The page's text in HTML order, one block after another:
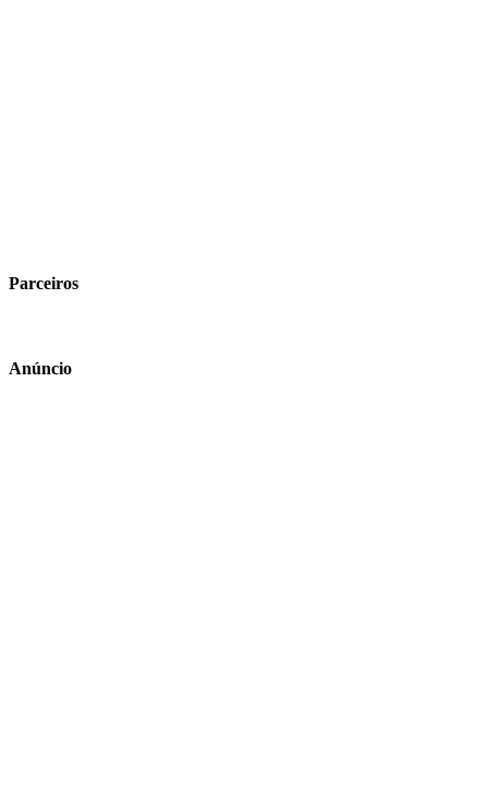
Parceiros
Anúncio